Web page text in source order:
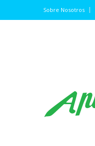
Sobre Nosotros